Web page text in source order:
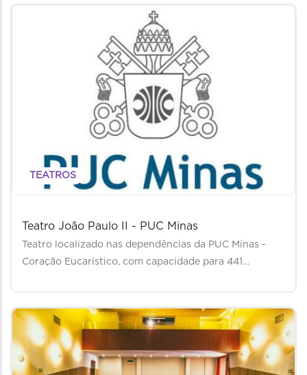
TEATROS
Teatro João Paulo II - PUC Minas
Teatro localizado nas dependências da PUC Minas -
Coração Eucarístico, com capacidade para 441…